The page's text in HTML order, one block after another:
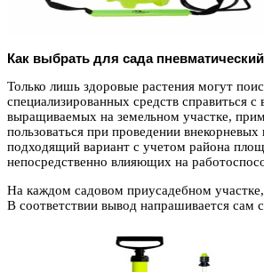
Как выбрать для сада
Только лишь здоровые растения могут
специализированных средств справиться
выращиваемых на земельном участке,
пользоваться при проведении
подходящий вариант с учетом района
непосредственно влияющих на
На каждом садовом приусадебном
В соответствии вывод напрашивается